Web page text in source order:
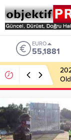
EURO
55,1881